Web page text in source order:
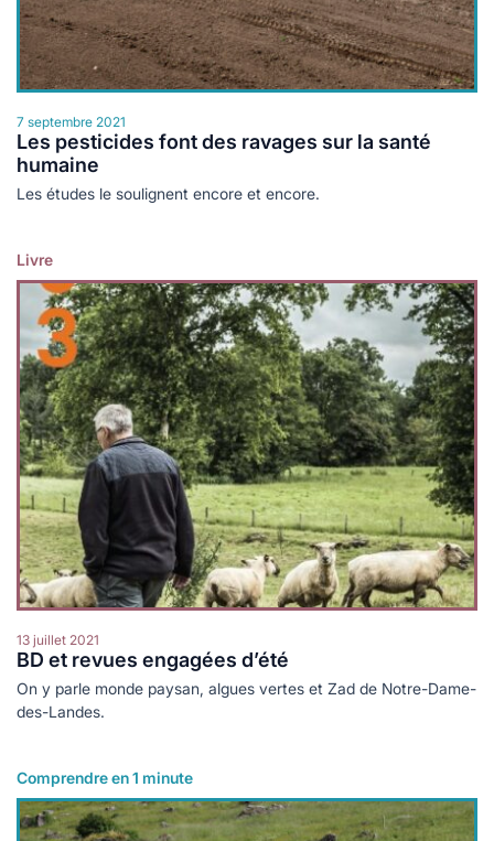
7 septembre 2021
Les pesticides font des ravages sur la santé
humaine
Les études le soulignent encore et encore.
Livre
13 juillet 2021
BD et revues engagées d’été
On y parle monde paysan, algues vertes et Zad de Notre-Dame-
des-Landes.
Lire plus
Comprendre en 1 minute
Lire plus